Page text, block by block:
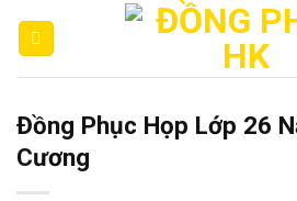
Đồng Phục Họp Lớp 26
Cương